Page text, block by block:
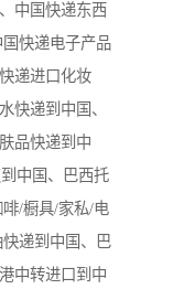
中国快递东西
快递电子产品
递进口化妆
快递到中国、
品快递到中
中国、巴西托
/橱具/家私/电
递到中国、巴
中转进口到中